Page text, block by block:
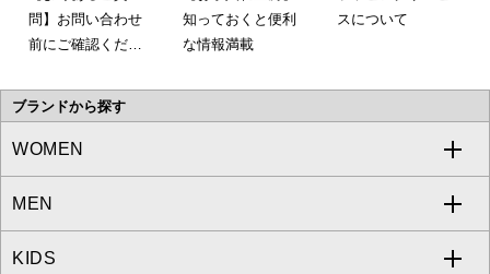
問】お問い合わせ
前にご確認くださ
知っておくと便利
な情報満載
スについて
ブランドから探す
WOMEN
a.v.v
MICHEL KLEIN
MEN
a.v.v
KIDS